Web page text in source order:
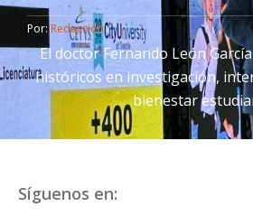
Por: Redacción
El doctor Fernando León
históricos en investigación,
bienestar
Síguenos en: